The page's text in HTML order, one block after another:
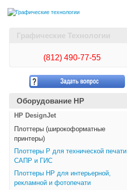
Графические Технологии
(812) 490-77-55
Оборудование HP
HP DesignJet
Плоттеры (широкоформатные
принтеры)
Плоттеры Р для технической печати
САПР и ГИС
Плоттеры НР для интерьерной,
рекламной и фотопечати